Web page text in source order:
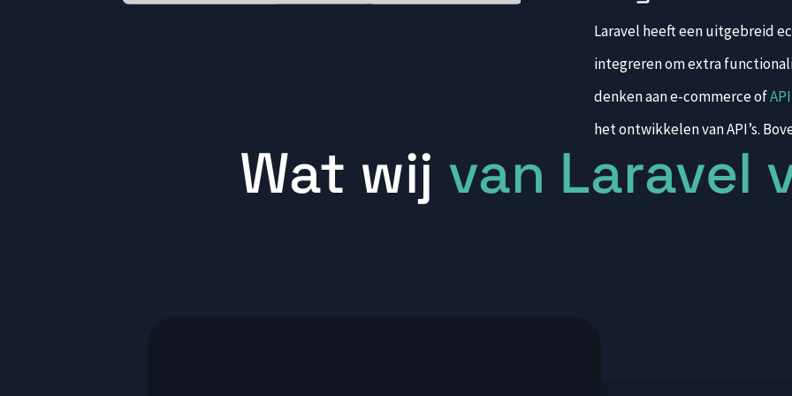
ONDERSTEUNING
Laravel heeft een uitgebreid
integreren om extra
denken aan e-commerce of
het ontwikkelen van API’s.
Wat wij van Laravel